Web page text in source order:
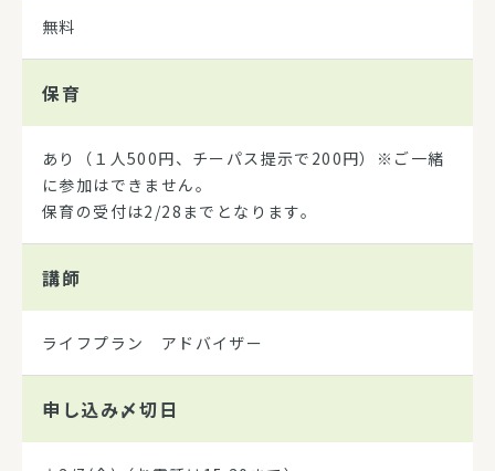
無料
保育
あり（１人500円、チーパス提示で200円）※ご一緒
に参加はできません。
保育の受付は2/28までとなります。
講師
ライフプラン アドバイザー
申し込み〆切日